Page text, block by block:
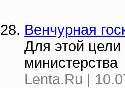
Венчурная
Для этой цели
министерства
Lenta.Ru |